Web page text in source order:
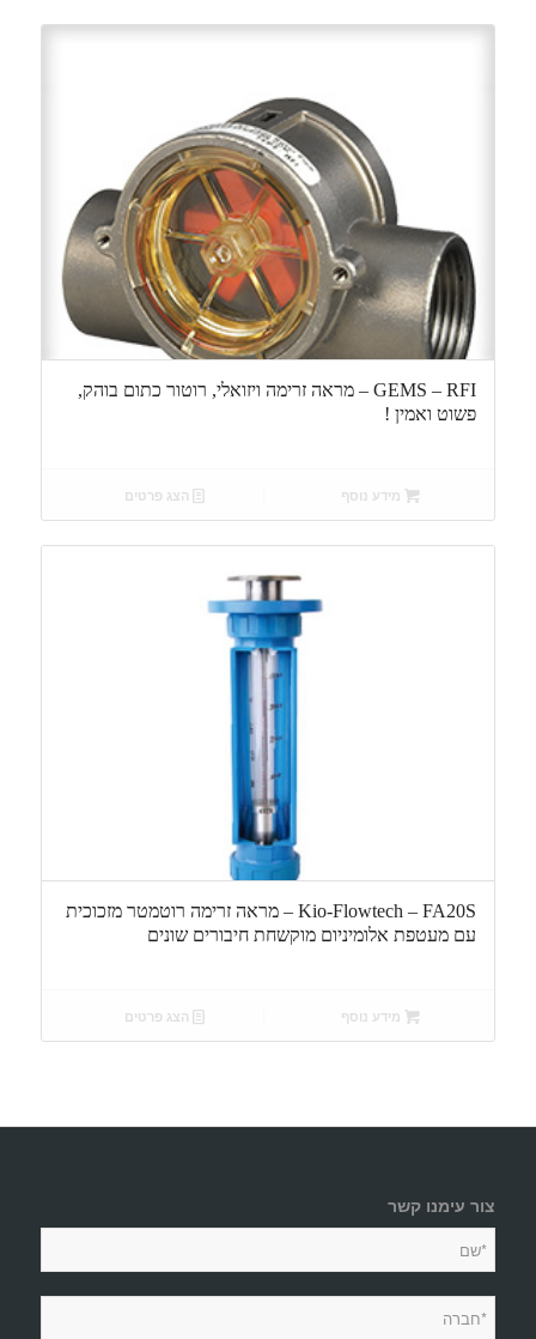
GEMS – RFI – מראה זרימה ויזואלי, רוטור כתום בוהק,
פשוט ואמין !
מידע נוסף הצג פרטים
Kio-Flowtech – FA20S – מראה זרימה רוטמטר מזכוכית
עם מעטפת אלומיניום מוקשחת חיבורים שונים
מידע נוסף הצג פרטים
צור עימנו קשר